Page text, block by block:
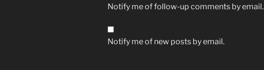
Notify me of follow-up comments by email.
Notify me of new posts by email.